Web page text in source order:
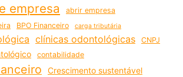
empresa
abrir empresa
BPO Financeiro carga tributária
clínicas odontológicas CNPJ
contabilidade
Crescimento sustentável